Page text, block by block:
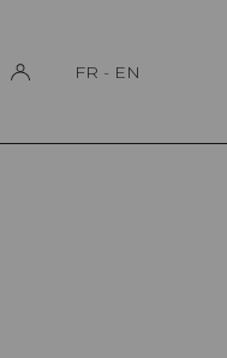
FR - EN